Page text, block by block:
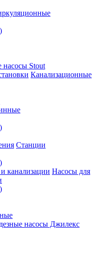
Stout
Канализационные
Станции
Насосы для
насосы Джилекс